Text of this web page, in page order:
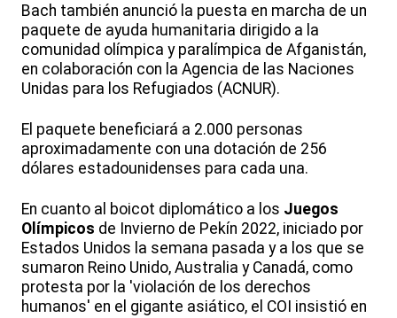
Bach también anunció la puesta en marcha de un
paquete de ayuda humanitaria dirigido a la
comunidad olímpica y paralímpica de Afganistán,
en colaboración con la Agencia de las Naciones
Unidas para los Refugiados (ACNUR).
El paquete beneficiará a 2.000 personas
aproximadamente con una dotación de 256
dólares estadounidenses para cada una.
En cuanto al boicot diplomático a los Juegos
Olímpicos de Invierno de Pekín 2022, iniciado por
Estados Unidos la semana pasada y a los que se
sumaron Reino Unido, Australia y Canadá, como
protesta por la 'violación de los derechos
humanos' en el gigante asiático, el COI insistió en